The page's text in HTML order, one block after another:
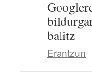
balitz
Erantzun